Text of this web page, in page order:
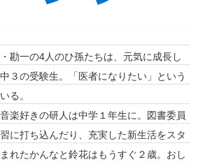
勘一の4人のひ孫たちは、元気に成長し
３の受験生。「医者になりたい」という
る。
楽好きの研人は中学１年生に。図書委員
に打ち込んだり、充実した新生活をスタ
れたかんなと鈴花はもうすぐ２歳。おし